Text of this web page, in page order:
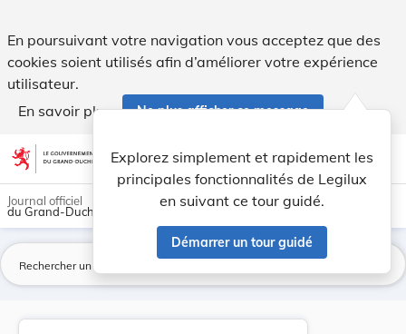
En poursuivant votre navigation vous acceptez que des
cookies soient utilisés afin d’améliorer votre expérience
utilisateur.
En savoir plus
Ne plus afficher ce message
Aller au contenu account_circle help Aide
Explorez simplement et rapidement les
principales fonctionnalités de Legilux
en suivant ce tour guidé.
Démarrer un tour guidé
light_mode dark_mode
Journal officiel
du Grand-Duché de Luxembourg